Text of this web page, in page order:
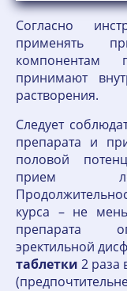
Согласно
применять
компонентам
принимают
растворения.
Следует
препарата и
половой
прием
курса – не
препарата
эректильной
таблетки 2 раза